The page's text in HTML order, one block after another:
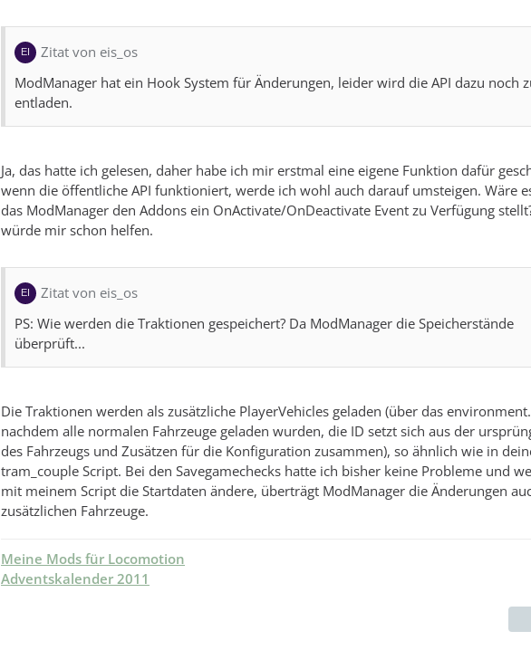
Zitat von eis_os
ModManager hat ein Hook System für Änderungen, leider wird die API dazu noch
entladen.
Ja, das hatte ich gelesen, daher habe ich mir erstmal eine eigene Funktion dafür
wenn die öffentliche API funktioniert, werde ich wohl auch darauf umsteigen. Wäre
das ModManager den Addons ein OnActivate/OnDeactivate Event zu Verfügung
würde mir schon helfen.
Zitat von eis_os
PS: Wie werden die Traktionen gespeichert? Da ModManager die Speicherstände
überprüft...
Die Traktionen werden als zusätzliche PlayerVehicles geladen (über das
nachdem alle normalen Fahrzeuge geladen wurden, die ID setzt sich aus der
des Fahrzeugs und Zusätzen für die Konfiguration zusammen), so ähnlich wie in
tram_couple Script. Bei den Savegamechecks hatte ich bisher keine Probleme und
mit meinem Script die Startdaten ändere, überträgt ModManager die Änderungen
zusätzlichen Fahrzeuge.
Meine Mods für Locomotion
Adventskalender 2011